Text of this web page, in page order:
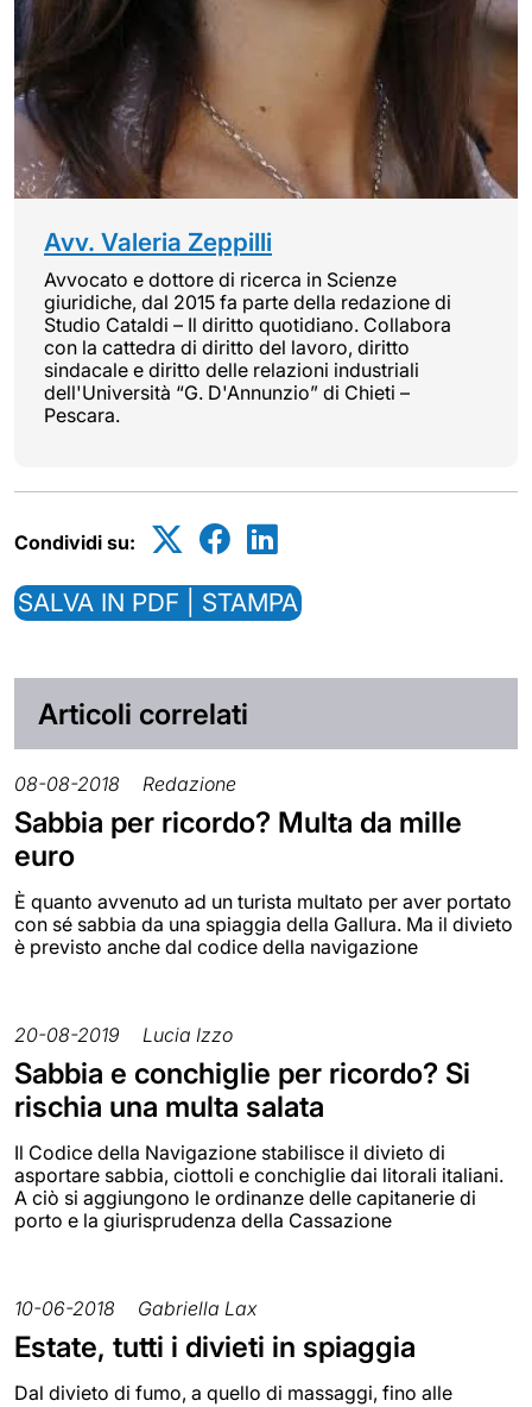
Avv. Valeria Zeppilli
Avvocato e dottore di ricerca in Scienze
giuridiche, dal 2015 fa parte della redazione di
Studio Cataldi – Il diritto quotidiano. Collabora
con la cattedra di diritto del lavoro, diritto
sindacale e diritto delle relazioni industriali
dell'Università “G. D'Annunzio” di Chieti –
Pescara.
Condividi su:
SALVA IN PDF | STAMPA
Articoli correlati
08-08-2018 Redazione
Sabbia per ricordo? Multa da mille
euro
È quanto avvenuto ad un turista multato per aver portato
con sé sabbia da una spiaggia della Gallura. Ma il divieto
è previsto anche dal codice della navigazione
20-08-2019 Lucia Izzo
Sabbia e conchiglie per ricordo? Si
rischia una multa salata
Il Codice della Navigazione stabilisce il divieto di
asportare sabbia, ciottoli e conchiglie dai litorali italiani.
A ciò si aggiungono le ordinanze delle capitanerie di
porto e la giurisprudenza della Cassazione
10-06-2018 Gabriella Lax
Estate, tutti i divieti in spiaggia
Dal divieto di fumo, a quello di massaggi, fino alle